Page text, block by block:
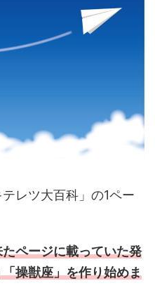
レツ大百科」の1ペー
ページに載っていた発
操獣座」を作り始めま